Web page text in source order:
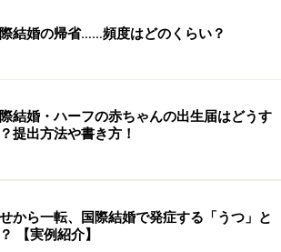
、子どもができると奥さんは“母親”だ
、子どもの前でお互いを「パパ」「マ
になると、ますますその役割にハマっ
いうもの。
期にいるのが、結婚９年目のK夫さん
奥様との間にもうすぐ５歳になるお子
いま子育て真っ最中の30代のカップル
が親になるときに、まず次のようなこ
結婚の帰省……頻度はどのくらい？
結婚・ハーフの赤ちゃんの出生届はどうす
提出方法や書き方！
から一転、国際結婚で発症する「うつ」と
【実例紹介】